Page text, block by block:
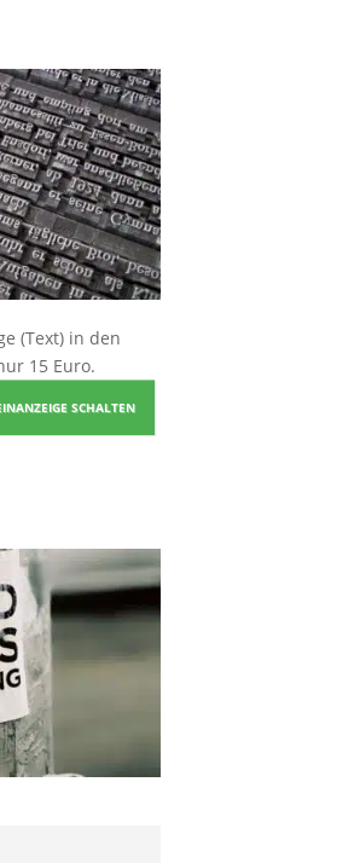
(Text) in den
15 Euro.
SCHALTEN